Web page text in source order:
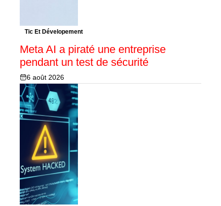
Tic Et Dévelopement
Meta AI a piraté une entreprise
pendant un test de sécurité
6 août 2026